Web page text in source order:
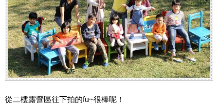
從二樓露營區往下拍的fu~很棒呢！